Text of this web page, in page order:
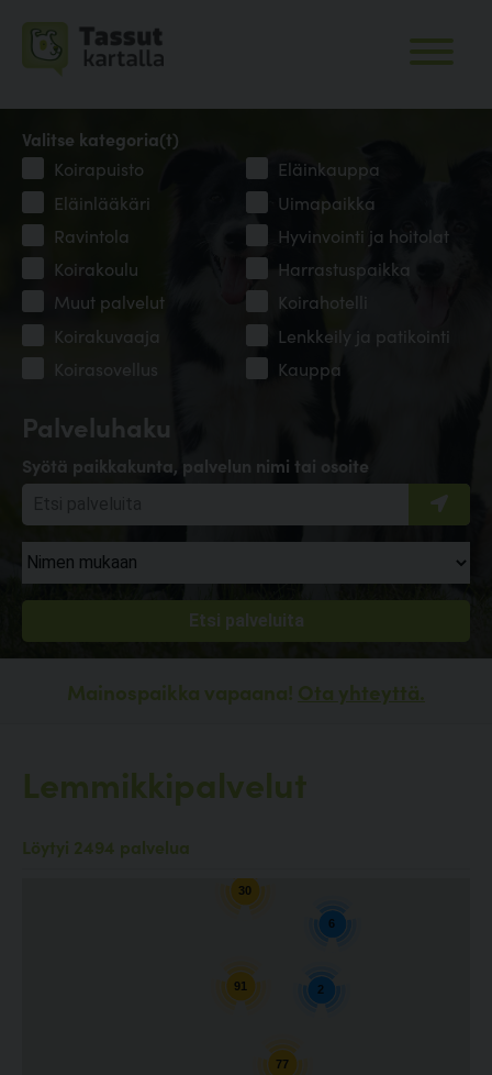
Palveluhaku
Syötä paikkakunta, palvelun nimi tai osoite
Valitse kategoria(t)
Koirapuisto
Eläinkauppa
Eläinlääkäri
Uimapaikka
Ravintola
Hyvinvointi ja hoitolat
Koirakoulu
Harrastuspaikka
Muut palvelut
Koirahotelli
Koirakuvaaja
Lenkkeily ja patikointi
Koirasovellus
Kauppa
Mainospaikka vapaana! Ota yhteyttä.
Lemmikkipalvelut
Löytyi 2494 palvelua
91
77
6
30
2